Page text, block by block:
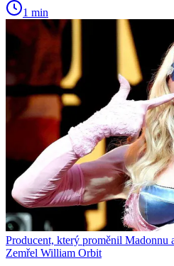
1 min
Producent, který proměnil Madonnu
Zemřel William Orbit